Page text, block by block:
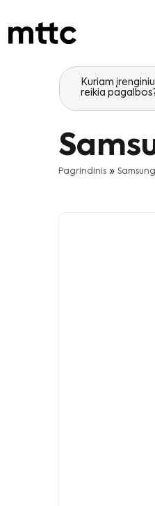
prie
pagrindinio
Kuriam
reikia
Pagrindinis » Samsung